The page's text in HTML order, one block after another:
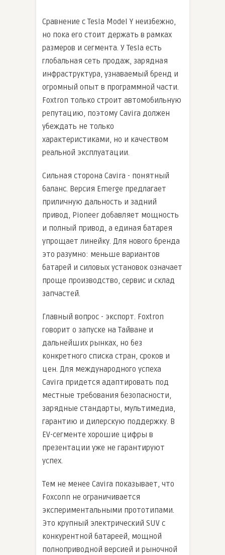
Сравнение с Tesla Model Y неизбежно,
но пока его стоит держать в рамках
размеров и сегмента. У Tesla есть
глобальная сеть продаж, зарядная
инфраструктура, узнаваемый бренд и
огромный опыт в программной части.
Foxtron только строит автомобильную
репутацию, поэтому Cavira должен
убеждать не только
характеристиками, но и качеством
реальной эксплуатации.
Сильная сторона Cavira - понятный
баланс. Версия Emerge предлагает
приличную дальность и задний
привод, Pioneer добавляет мощность
и полный привод, а единая батарея
упрощает линейку. Для нового бренда
это разумно: меньше вариантов
батарей и силовых установок означает
проще производство, сервис и склад
запчастей.
Главный вопрос - экспорт. Foxtron
говорит о запуске на Тайване и
дальнейших рынках, но без
конкретного списка стран, сроков и
цен. Для международного успеха
Cavira придется адаптировать под
местные требования безопасности,
зарядные стандарты, мультимедиа,
гарантию и дилерскую поддержку. В
EV-сегменте хорошие цифры в
презентации уже не гарантируют
успех.
Тем не менее Cavira показывает, что
Foxconn не ограничивается
экспериментальными прототипами.
Это крупный электрический SUV с
конкурентной батареей, мощной
полноприводной версией и рыночной